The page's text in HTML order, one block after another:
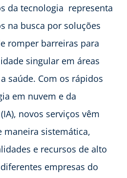
da tecnologia representa
na busca por soluções
romper barreiras para
singular em áreas
saúde. Com os rápidos
em nuvem e da
novos serviços vêm
maneira sistemática,
e recursos de alto
empresas do